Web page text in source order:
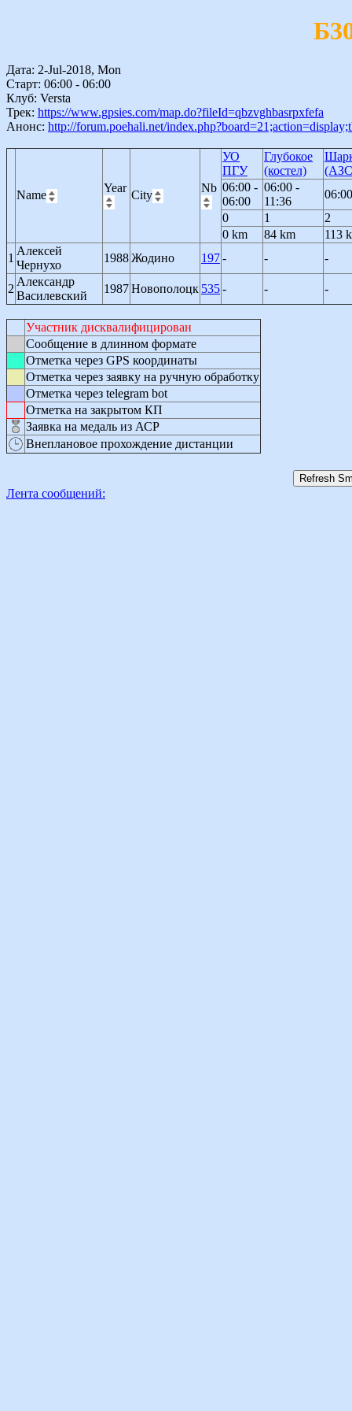
Дата: 2-Jul-2018, Mon
Старт: 06:00 - 06:00
Клуб: Versta
Трек: https://www.gpsies.com/map.do?fileId=qbzvghbasrpxfefa
Анонс: http://forum.poehali.net/
Name
Year
City
Nb
УО
ПГУ
Глубокое
(костел)
06:00 -
06:00
06:00 -
11:36
0
1
2
0 km
84 km
113
1
Алексей
Чернухо
1988Жодино 197- - -
2
Александр
Василевский
1987Новополоцк 535- - -
Участник дисквалифицирован
Сообщение в длинном формате
Отметка через GPS координаты
Отметка через заявку на ручную обработку
Отметка через telegram bot
Отметка на закрытом КП
Заявка на медаль из АСР
Внеплановое прохождение дистанции
Лента сообщений: